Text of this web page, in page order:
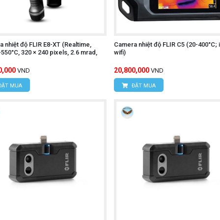
MINH
nhiệt độ FLIR E8-XT (Realtime,
320 × 240 pixels, 2.6 mrad,
VND
MUA
Camera nhiệt độ FLIR C5 (20-400°C;
wifi)
20,800,000 VND
ĐẶT MUA